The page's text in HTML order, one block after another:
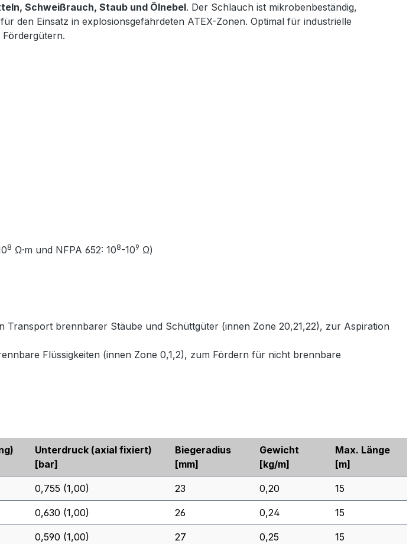
Schweißrauch, Staub und Ölnebel. Der Schlauch ist mikrobenbeständig,
den Einsatz in explosionsgefährdeten ATEX-Zonen. Optimal für industrielle
8 Ω·m und NFPA 652: 108-109 Ω)
Transport brennbarer Stäube und Schüttgüter (innen Zone 20,21,22), zur Aspiration
Flüssigkeiten (innen Zone 0,1,2), zum Fördern für nicht brennbare
Unterdruck (axial fixiert)
[bar]
Biegeradius
[mm]
Gewicht
[kg/m]
Max. Länge
[m]
0,755 (1,00) 23 0,20 15
0,630 (1,00) 26 0,24 15
0,590 (1,00) 27 0,25 15